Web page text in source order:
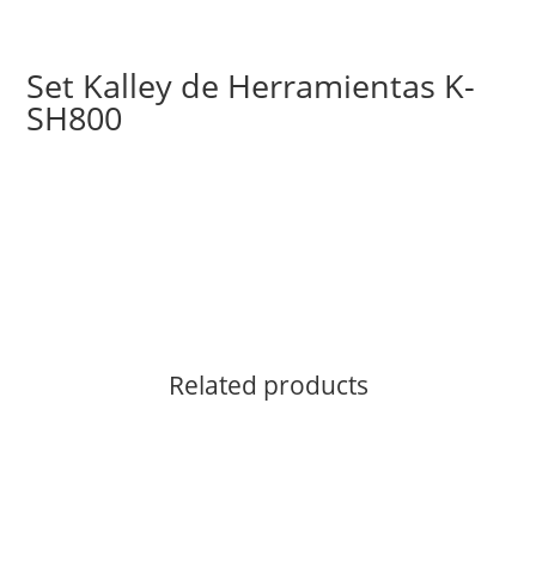
Set Kalley de Herramientas K-
SH800
Related products